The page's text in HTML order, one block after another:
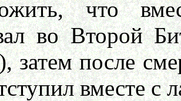
что
во Второй
затем после
вместе с